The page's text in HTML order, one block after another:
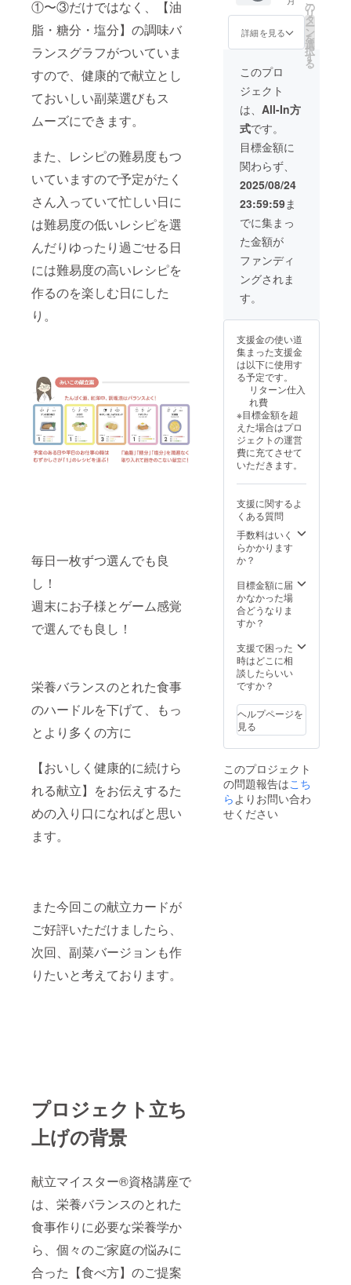
①〜③だけではなく、【油
脂・糖分・塩分】の調味バ
ランスグラフがついていま
すので、健康的で献立とし
ておいしい副菜選びもス
ムーズにできます。
また、レシピの難易度もつ
いていますので予定がたく
さん入っていて忙しい日に
は難易度の低いレシピを選
んだりゆったり過ごせる日
には難易度の高いレシピを
作るのを楽しむ日にした
り。
毎日一枚ずつ選んでも良
し！
週末にお子様とゲーム感覚
で選んでも良し！
栄養バランスのとれた食事
のハードルを下げて、もっ
とより多くの方に
【おいしく健康的に続けら
れる献立】をお伝えするた
めの入り口になればと思い
ます。
また今回この献立カードが
ご好評いただけましたら、
次回、副菜バージョンも作
りたいと考えております。
プロジェクト立ち
上げの背景
献立マイスター®️資格講座で
は、栄養バランスのとれた
食事作りに必要な栄養学か
ら、個々のご家庭の悩みに
合った【食べ方】のご提案
（Zoom
□ 実施
時期：
10月〜
12月頃
（個別
に日程
調整）
みませ
1食分の
バラン
識した
献立
を、み
いこ先
の場で
一緒に
考えま
す。 □
形式：
オンラ
イン個
別対応
（Zoom
予定）
□ 実施
時期：
2025年
（個別
に日程
調整）
12月頃
に複数
日程を
ご都合
せて選
択いた
す。 ●
栄養相
談（約
30分）
管理栄
いこ先
生によ
ツーマ
ン相
「食事
配」
「今の
食事の
改善点
が知り
た
い！」
など、
普段の
悩みに
合わせ
てアド
バイス
しま
す。 □
形式：
オンラ
イン個
別対応
□ 実施
時期：
2025年
（個別
に日程
調整）
● 1食分
アドバ
（約30
分）
の主菜
に合う
副菜選
び」悩
週間献
立と買
い物リ
レク
を実施
しま
す。 □
内容：
①オン
ライン
聞き取
り・レ
チャー
（約60
分） ②
オリジ
ナル献
立＋買
い物リ
完成
後、約
30分の
フィー
ドバッ
クレク
チャー
□ 形
式： オ
ンライ
ン個別
対応
（Zoom
予定）
時期：
2025年
10月〜
12月頃
調整）
践）＋
課題＋
フィー
ンライ
ブレク
チャー
あり ・
献立
カード1
セット
付き □
実施時
2025年
10月〜
11月頃
開始、
3ヶ月間
※詳細は
別途ご
できま
す） ・
使い方
（1枚）
※送料込
届け時
期 2025
年10
月〜11
月頃を
予定し
ていま
す。 ※
より前
後する
場合が
ござい
ます。
詳細は
メール
しま
す。 ●
カスタ
マイズ
プラン
管理栄
養士み
いこ先
生の知
識をフ
ルに利
用でき
ます。
何をす
個別で
ご相談
させて
いただ
こんな
方にお
すすめ
の病院
では栄
養指導
が不十
うした
らいい
かわか
らな
施設な
どでお
いしく
健康的
な献立
セット
□ 内
容： 献
立カー
枚セッ
ト ・
100枚：
イラス
ト＋参
考メ
ニュー
付き ・
10枚：
白紙
カード
（自由
に記入
できま
す） ・
使い方
説明書
（1枚）
届け時
年10
月〜11
月頃を
予定し
ていま
納期に
より前
後する
場合が
ござい
ます。
メール
でご案
内いた
しま
す。
詳細を見る
の
リ
タ
ー
ン
を
選
択
す
る
このプロ
ジェクト
は、 All-In方
式です。
目標金額に
関わらず、
2025/08/24
23:59:59ま
でに集まっ
た金額が
ファンディ
ングされま
す。
支援金の使い道
集まった支援金
は以下に使用す
る予定です。
リターン仕入
れ費
※目標金額を超
えた場合はプロ
ジェクトの運営
費に充てさせて
いただきます。
支援に関するよ
くある質問
手数料はいく
らかかります
か？
目標金額に届
かなかった場
合どうなりま
すか？
支援で困った
時はどこに相
談したらいい
ですか？
ヘルプページを
見る
このプロジェクト
の問題報告はこち
らよりお問い合わ
せください